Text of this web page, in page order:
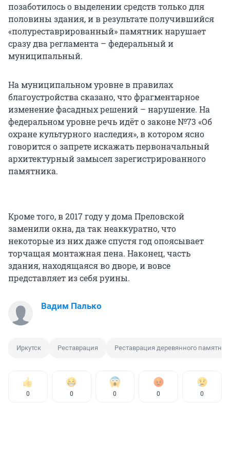
позаботилось о выделении средств только для
половины здания, и в результате получившийся
«полуреставрированный» памятник нарушает
сразу два регламента – федеральный и
муниципальный.
На муниципальном уровне в правилах
благоустройства сказано, что фрагментарное
изменение фасадных решений – нарушение. На
федеральном уровне речь идёт о законе №73 «Об
охране культурного наследия», в котором ясно
говорится о запрете искажать первоначальный
архитектурный замысел зарегистрированного
памятника.
Кроме того, в 2017 году у дома Преловской
заменили окна, да так неаккуратно, что
некоторые из них даже спустя год опоясывает
торчащая монтажная пена. Наконец, часть
здания, находящаяся во дворе, и вовсе
представляет из себя руины.
Вадим Палько
Иркутск Реставрация Реставрация деревянного
0 0 0 0 0